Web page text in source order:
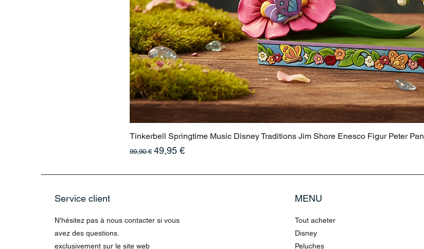
Tinkerbell Springtime Music Disney Traditions Jim Shore Enesco Figur Peter Pan
Prix original
99,90 € Prix promotionnel
49,95 €
Service client
N'hésitez pas à nous contacter si vous
avez des questions.
exclusivement sur le site web
MENU
Tout acheter
Disney
Peluches